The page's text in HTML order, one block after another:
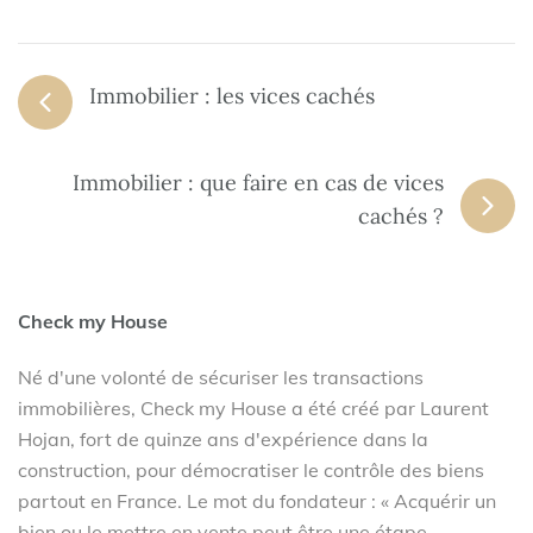
Immobilier : les vices cachés
Immobilier : que faire en cas de vices
cachés ?
Check my House
Né d'une volonté de sécuriser les transactions
immobilières, Check my House a été créé par Laurent
Hojan, fort de quinze ans d'expérience dans la
construction, pour démocratiser le contrôle des biens
partout en France. Le mot du fondateur : « Acquérir un